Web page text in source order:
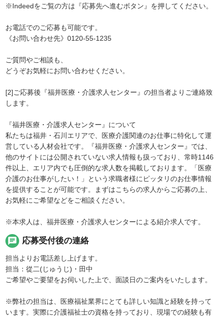
※Indeedをご覧の方は『応募先へ進むボタン』を押してください。
お電話でのご応募も可能です。
《お問い合わせ先》0120-55-1235
ご質問やご相談も、
どうぞお気軽にお問い合わせください。
[2]ご応募後『福井医療・介護求人センター』の担当者よりご連絡致
します。
『福井医療・介護求人センター』について
私たちは福井・石川エリアで、医療介護関連のお仕事に特化して運
営している人材会社です。『福井医療・介護求人センター』では、
他のサイトには公開されていない求人情報も扱っており、常時1146
件以上、エリア内でも圧倒的な求人数を掲載しております。「医療
介護のお仕事がしたい！」という求職者様にピッタリのお仕事情報
を提供することが可能です。まずはこちらの求人からご応募の上、
お気軽にご希望などをご相談ください。
※本求人は、福井医療・介護求人センターによる紹介求人です。
chat 応募受付後の連絡
担当よりお電話差し上げます。
担当：從二(じゅうじ)・田中
ご希望やご要望をお伺いした上で、面談日のご案内をいたします。
※弊社の担当は、医療福祉業界にとても詳しい知識と経験を持って
います。実際に介護福祉士の資格を持っており、現場での経験も有